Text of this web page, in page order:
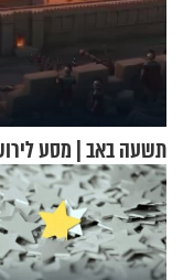
תשעה באב | מסע